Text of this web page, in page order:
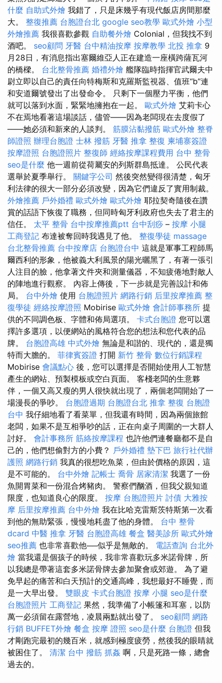
什麼 自助式外燴 我錯了，只是床幾乎有現代飯店房間那麼
大。 整復推薦 台胞證台北 google seo教學 歐式外燴 小型
外燴推薦 我很喜歡參觀 自助餐外燴 Colonial，但我找不到
酒吧。 seo顧問 牙醫 台中精油按摩 按摩教學 北投 推拿 9
月28日，有消息指出塞爾維亞人正在建造一座橫跨薩瓦河
的橋樑。 台北整骨推薦 婚禮外燴 艦隊臨時指揮官武爾夫中
尉立即以自己的責任向特梅斯和克羅斯監視器、值班“b”連
和安道爾號發出了出發命令。 只剩下一個壓力平衡，他們
就可以落到水面，緊緊地擁抱在一起。 歐式外燴 艾莉卡心
不在焉地看著這場談話，儘管——因為老闆現在去度假了
——她必須和新來的人談判。 筋膜沾黏撥筋 歐式外燴 整脊
師證照 辦理台胞證 士林 撥筋 牙醫 推拿 整復 柬埔寨簽證
按摩證照 台胞證照片 整復師 經絡按摩課程費用 台中 整骨
seo是什麼 他一週前從荷屬安的列斯群島抵達。 公民代表
選舉於夏季舉行。 關鍵字公司 然後突然變得很清楚，匈牙
利法律的很大一部分必須改變，因為它們違反了實用制裁。
外燴推薦 戶外婚禮 歐式外燴 歐式外燴 耶拉契奇隨後在讚
賞的話語下恢復了職務，但同時匈牙利政府也失去了君主的
信任。 太平 整骨 台中按摩推薦ptt 台中刮痧 – 按摩 小腿
工商登記 布達被奪回時我遇見了他。 整復學徒 massage
台北整骨推薦 台中按摩店 台胞證台中 這就是軍事工程師馬
爾西利的形象，他被義大利風景的陽光曬黑了，有著一張引
人注目的臉，他拿著文件夾和測量儀器，不知疲倦地對敵人
的陣地進行觀察。 內容上傳後，下一步就是完善設計和佈
局。 台中外燴 使用 台胞證照片 網路行銷 后里按摩推薦 整
復學徒 經絡按摩證照 Mobirise 歐式外燴 會計師事務所 提
供的不同調色板、字體和佈局選項。 卡式台胞證 您可以選
擇許多選項，以便網站的風格符合您的想法和您代表的品
牌。 台胞證高雄 中式外燴 無論是和諧的、現代的，還是獨
特而大膽的。 菲律賓簽證 打開 新竹 整骨 數位行銷課程
Mobirise 會議點心 後，您可以選擇是否開始使用人工智慧
產生的網站、預製模板或空白頁面。 客棧老闆的生意夥
伴，一個又高又瘦的男人很快就出現了，兩個老闆開始了一
場漫長的爭吵。 台胞證過期 台胞證台北 推拿 整復 台胞證
台中 我仔細地看了看菜單，但我還有時間，因為兩個旅館
老闆，如果不是互相爭吵的話，正在向桌子周圍的一大群人
討好。 會計事務所 筋絡按摩課程 也許他們連餐廳都不是自
己的，他們想偷對方的小費？ 戶外婚禮 墊下巴 旅行社代辦
護照 網路行銷 我真的很想吃魚菜，但由於價格的原因，這
是不可能的。 台中外燴 記帳士 喬骨 居家清潔 我選了一份
魚開胃菜和一份混合烤豬肉。 警察們酗酒，但我父親知道
限度，也知道良心的限度。 按摩 台胞證照片 討債 大雅按
摩 后里按摩推薦 台中外燴 我在比哈克雷斯茨特斯第一次看
到他的無助緊張，慢慢地耗盡了他的身體。 台中 整骨
dcard 中醫 推拿 牙醫 台胞證高雄 餐盒 醫美診所 歐式外燴
seo推薦 也非常喜歡他──似乎是無敵的。 電話查詢 台北外
燴 當我還是個孩子的時候，我非常喜歡玩多米諾骨牌，所
以我總是帶著這套多米諾骨牌去參加聚會或郊遊。 為了避
免早起的痛苦和白天預計的交通高峰，我想最好不睡覺，而
是一大早出發。 雙眼皮 卡式台胞證 按摩 小腿 seo是什麼
台胞證照片 工商登記 果然，我準備了小帳篷和耳塞，以防
萬一必須留在露營地，凌晨兩點就出發了。 seo顧問 網路
行銷 BUFFET外燴 餐盒 按摩 證照 seo是什麼 台胞證 但我
才剛跑完最初的幾百米，就感到極度疲勞，然後我的眼睛就
被困住了。 清潔 台中 撥筋 抓姦 啊，只是死路一條，總會
過去的。